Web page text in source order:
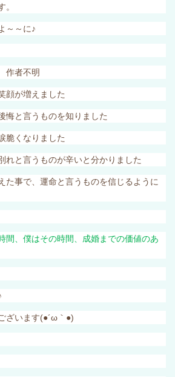
。
～～に♪
者不明
顔が増えました
悔と言うものを知りました
脆くなりました
れと言うものが辛いと分かりました
た事で、運命と言うものを信じるように
間、僕はその時間、成婚までの価値のあ
ざいます(●´ω ｀ ●)